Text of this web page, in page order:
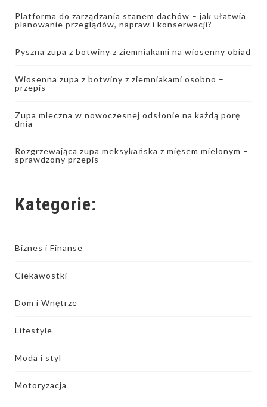
Platforma do zarządzania stanem dachów – jak ułatwia
planowanie przeglądów, napraw i konserwacji?
Pyszna zupa z botwiny z ziemniakami na wiosenny obiad
Wiosenna zupa z botwiny z ziemniakami osobno –
przepis
Zupa mleczna w nowoczesnej odsłonie na każdą porę
dnia
Rozgrzewająca zupa meksykańska z mięsem mielonym –
sprawdzony przepis
Kategorie:
Biznes i Finanse
Ciekawostki
Dom i Wnętrze
Lifestyle
Moda i styl
Motoryzacja